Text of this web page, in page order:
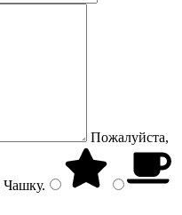
Пожалуйста,
Чашку.